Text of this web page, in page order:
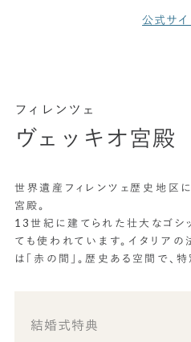
公式サイ
フィレンツェ
ヴェッキオ宮殿
世界遺産フィレンツェ歴史地区
宮殿。
13世紀に建てられた壮大なゴシ
ても使われています。イタリア
は「赤の間」。歴史ある空間で、
結婚式特典